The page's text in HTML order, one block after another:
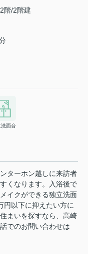
2階/2階建
面台
ターホン越しに来訪者
くなります。入浴後で
イクができる独立洗面
円以下に抑えたい方に
まいを探すなら、高崎
でのお問い合わせは